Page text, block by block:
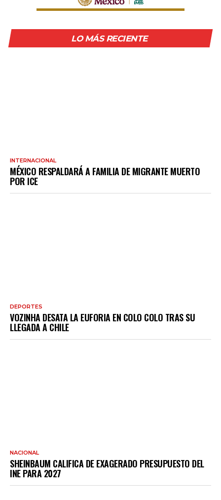
LO MÁS RECIENTE
INTERNACIONAL
MÉXICO RESPALDARÁ A FAMILIA DE MIGRANTE MUERTO
POR ICE
DEPORTES
VOZINHA DESATA LA EUFORIA EN COLO COLO TRAS SU
LLEGADA A CHILE
NACIONAL
SHEINBAUM CALIFICA DE EXAGERADO PRESUPUESTO DEL
INE PARA 2027